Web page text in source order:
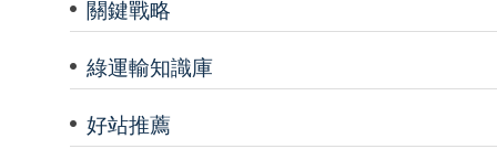
關鍵戰略
綠運輸知識庫
好站推薦